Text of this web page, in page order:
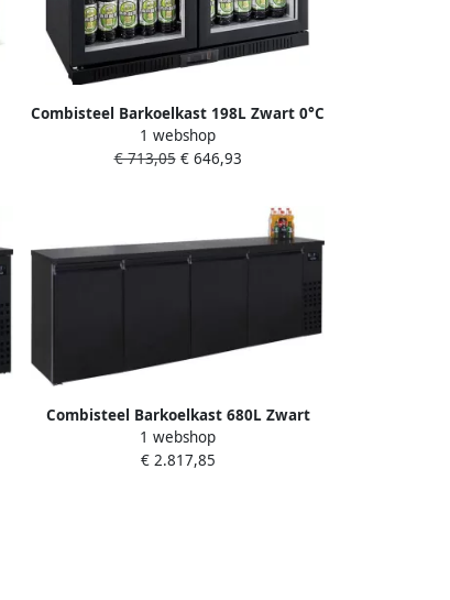
Combisteel Barkoelkast 198L Zwart 0°C
+10°C Statisch + Ventilator
900x520x850mm Horeca Koelkast
1 webshop
€ 713,05€ 646,93
Combisteel Barkoelkast 680L Zwart
-2°C +8°C Geforceerd Draaideuren
2490x550x950mm Horeca Koelkast
1 webshop
€ 2.817,85